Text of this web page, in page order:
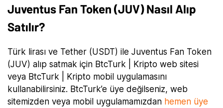
Juventus Fan Token (JUV) Nasıl Alıp
Satılır?
Türk lirası ve Tether (USDT) ile Juventus Fan Token
(JUV) alıp satmak için BtcTurk | Kripto web sitesi
veya BtcTurk | Kripto mobil uygulamasını
kullanabilirsiniz. BtcTurk’e üye değilseniz, web
sitemizden veya mobil uygulamamızdan hemen üye